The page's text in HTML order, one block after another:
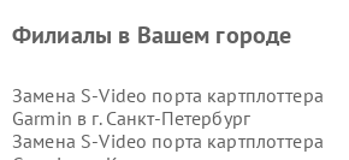
Филиалы в Вашем городе
Замена S-Video порта картплоттера
Garmin в г. Санкт-Петербург
Замена S-Video порта картплоттера